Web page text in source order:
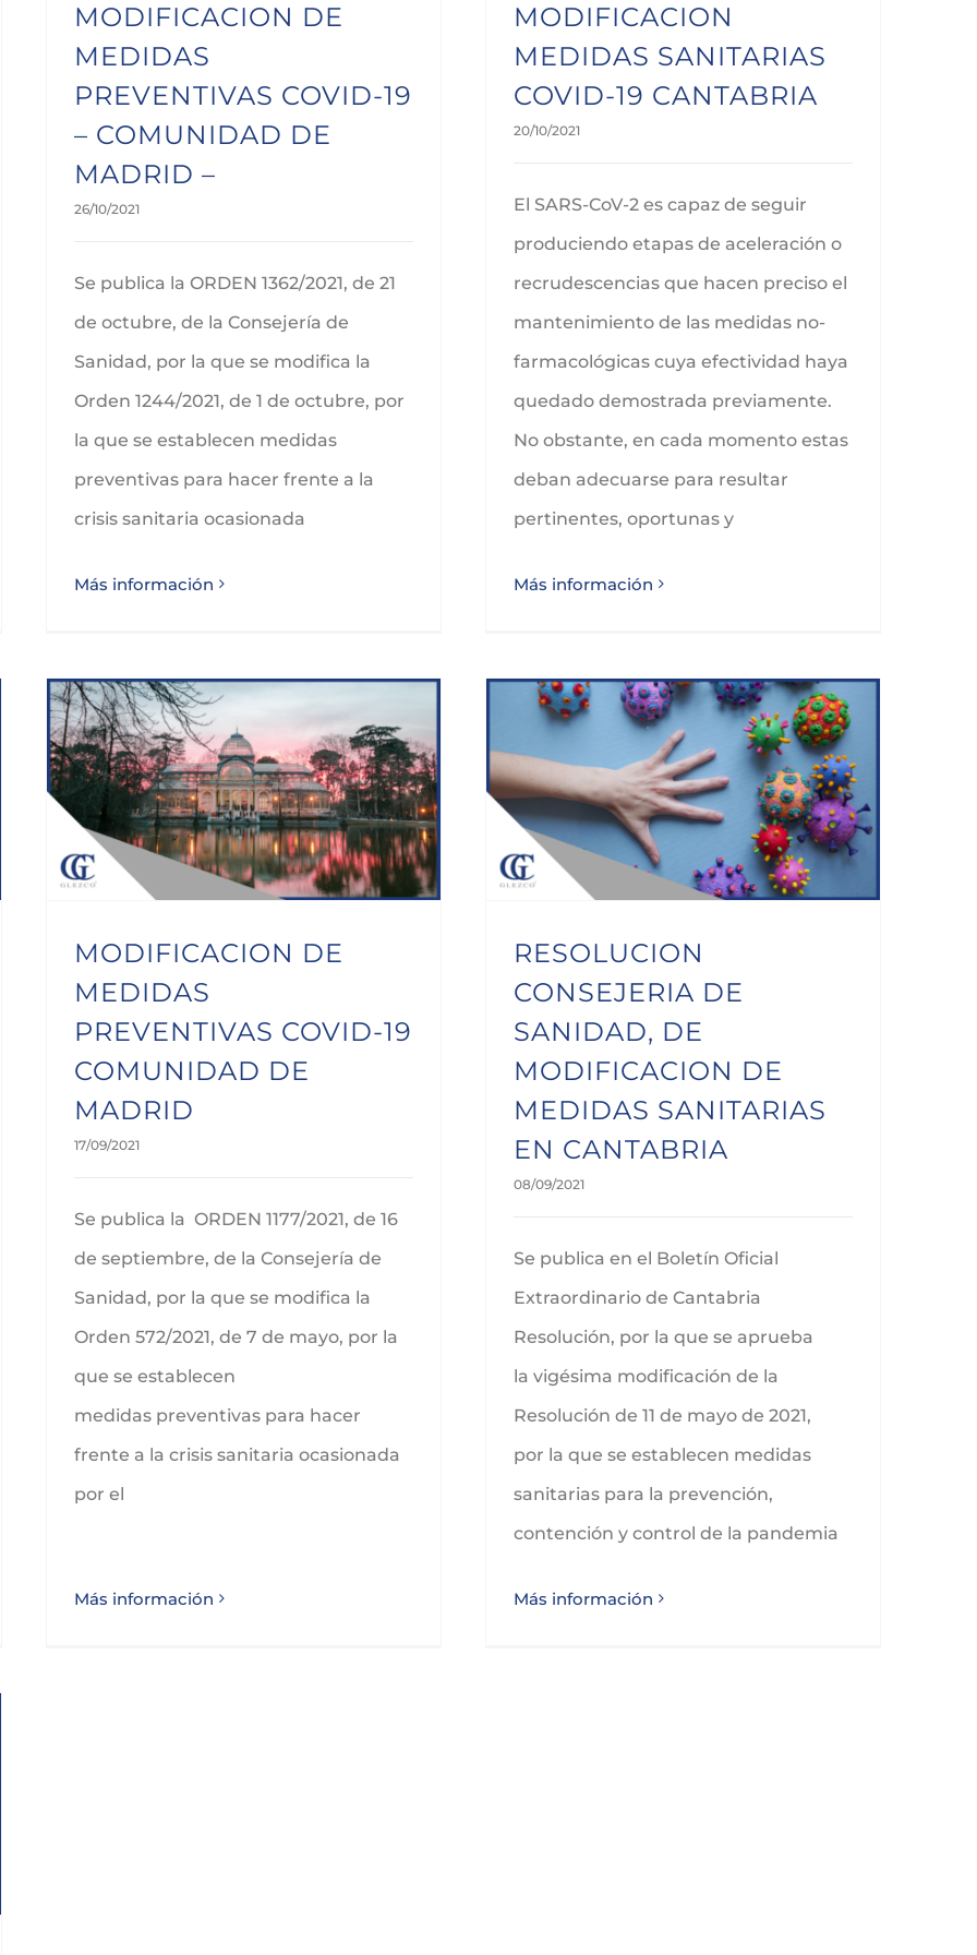
MODIFICACION DE
MEDIDAS
PREVENTIVAS COVID-19
– COMUNIDAD DE
MADRID –
26/10/2021
Se publica la ORDEN 1362/2021, de 21
de octubre, de la Consejería de
Sanidad, por la que se modifica la
Orden 1244/2021, de 1 de octubre, por
la que se establecen medidas
preventivas para hacer frente a la
crisis sanitaria ocasionada
Más información
MODIFICACION
MEDIDAS SANITARIAS
COVID-19 CANTABRIA
20/10/2021
El SARS-CoV-2 es capaz de seguir
produciendo etapas de aceleración o
recrudescencias que hacen preciso el
mantenimiento de las medidas no-
farmacológicas cuya efectividad haya
quedado demostrada previamente.
No obstante, en cada momento estas
deban adecuarse para resultar
pertinentes, oportunas y
Más información
MODIFICACION DE
MEDIDAS
PREVENTIVAS COVID-19
COMUNIDAD DE
MADRID
17/09/2021
Se publica la ORDEN 1177/2021, de 16
de septiembre, de la Consejería de
Sanidad, por la que se modifica la
Orden 572/2021, de 7 de mayo, por la
que se establecen
medidas preventivas para hacer
frente a la crisis sanitaria ocasionada
por el
Más información
RESOLUCION
CONSEJERIA DE
SANIDAD, DE
MODIFICACION DE
MEDIDAS SANITARIAS
EN CANTABRIA
08/09/2021
Se publica en el Boletín Oficial
Extraordinario de Cantabria
Resolución, por la que se aprueba
la vigésima modificación de la
Resolución de 11 de mayo de 2021,
por la que se establecen medidas
sanitarias para la prevención,
contención y control de la pandemia
Más información